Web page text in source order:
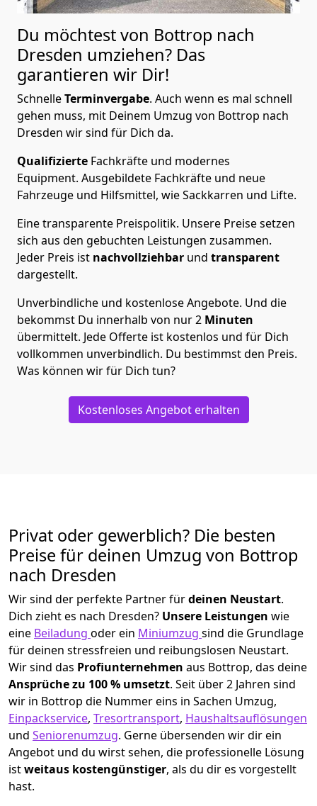
Du möchtest von Bottrop nach
Dresden umziehen? Das
garantieren wir Dir!
SchnelleTerminvergabe. Auch wenn es mal schnell
gehen muss, mit Deinem Umzug von Bottrop nach
Dresden wir sind für Dich da.
Qualifizierte Fachkräfte und modernes
Equipment. Ausgebildete Fachkräfte und neue
Fahrzeuge und Hilfsmittel, wie Sackkarren und Lifte.
Eine transparente Preispolitik. Unsere Preise setzen
sich aus den gebuchten Leistungen zusammen.
Jeder Preis ist nachvollziehbar und transparent
dargestellt.
Unverbindliche und kostenlose Angebote. Und die
bekommst Du innerhalb von nur2 Minuten
übermittelt. Jede Offerte ist kostenlos und für Dich
vollkommen unverbindlich. Du bestimmst den Preis.
Was können wir für Dich tun?
Kostenloses Angebot erhalten
Privat oder gewerblich? Die besten
Preise für deinen Umzug von Bottrop
nach Dresden
Wir sind der perfekte Partner fürdeinen Neustart.
Dich zieht es nach Dresden? Unsere Leistungen wie
eine Beiladung oder ein Miniumzug sind die Grundlage
für deinen stressfreien und reibungslosen Neustart.
Wir sind das Profiunternehmen aus Bottrop, das deine
Ansprüche zu 100 % umsetzt. Seit über 2 Jahren sind
wir in Bottrop die Nummer eins in Sachen Umzug,
Einpackservice, Tresortransport, Haushaltsauflösungen
und Seniorenumzug. Gerne übersenden wir dir ein
Angebot und du wirst sehen, die professionelle Lösung
istweitaus kostengünstiger, als du dir es vorgestellt
hast.